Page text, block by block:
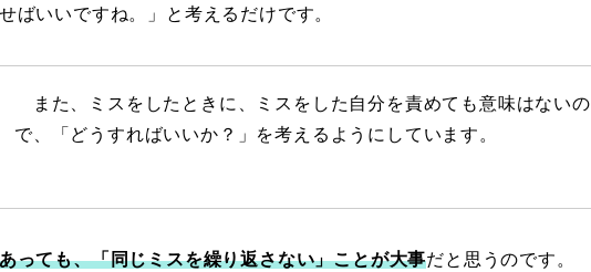
ばいいですね。」と考えるだけです。
また、ミスをしたときに、ミスをした自分を責めても意味はないの
で、「どうすればいいか？」を考えるようにしています。
っても、「同じミスを繰り返さない」ことが大事だと思うのです。